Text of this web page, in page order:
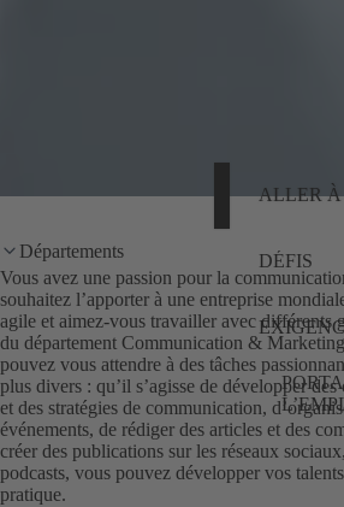
ALLER À
DÉFIS
Départements
Vous avez une passion pour la
souhaitez l’apporter à une entreprise
agile et aimez-vous travailler avec différents
du département Communication &
pouvez vous attendre à des tâches
plus divers : qu’il s’agisse de développer
et des stratégies de communication,
événements, de rédiger des articles et des
créer des publications sur les réseaux
podcasts, vous pouvez développer vos
pratique.